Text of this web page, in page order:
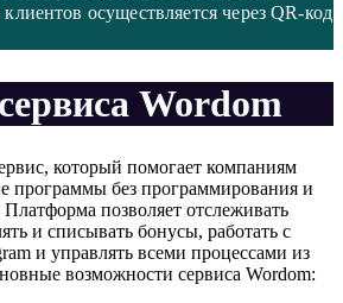
клиентов осуществляется через QR-код
Wordom
который помогает компаниям
программы без программирования и
позволяет отслеживать
и списывать бонусы, работать с
и управлять всеми процессами из
возможности сервиса Wordom: